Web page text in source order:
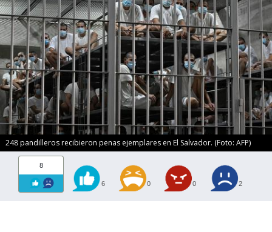
248 pandilleros recibieron penas ejemplares en El Salvador. (Foto: AFP)
8
6 0 0 2